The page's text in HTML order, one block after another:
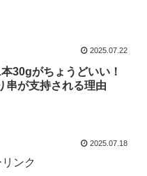
2025.07.22
30gがちょうどいい！
串が支持される理由
2025.07.18
ンク